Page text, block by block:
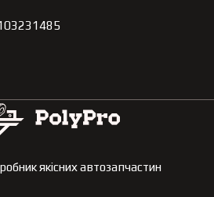
якісних автозапчастин